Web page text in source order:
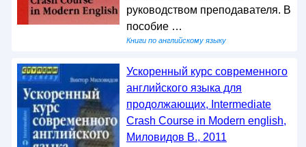
руководством преподавателя. В
пособие …
Книги по английскому языку
Ускоренный курс современного
английского языка для
продолжающих, Intermediate
Crash Course in Modern english,
Миловидов В., 2011